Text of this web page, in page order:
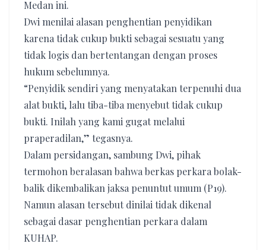
Medan ini.
Dwi menilai alasan penghentian penyidikan
karena tidak cukup bukti sebagai sesuatu yang
tidak logis dan bertentangan dengan proses
hukum sebelumnya.
“Penyidik sendiri yang menyatakan terpenuhi dua
alat bukti, lalu tiba-tiba menyebut tidak cukup
bukti. Inilah yang kami gugat melalui
praperadilan,” tegasnya.
Dalam persidangan, sambung Dwi, pihak
termohon beralasan bahwa berkas perkara bolak-
balik dikembalikan jaksa penuntut umum (P19).
Namun alasan tersebut dinilai tidak dikenal
sebagai dasar penghentian perkara dalam
KUHAP.